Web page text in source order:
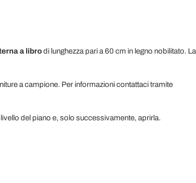
a librodi lunghezza pari a 60 cm in legno nobilitato. La
a campione. Per informazioni contattaci tramite
del piano e, solo successivamente, aprirla.